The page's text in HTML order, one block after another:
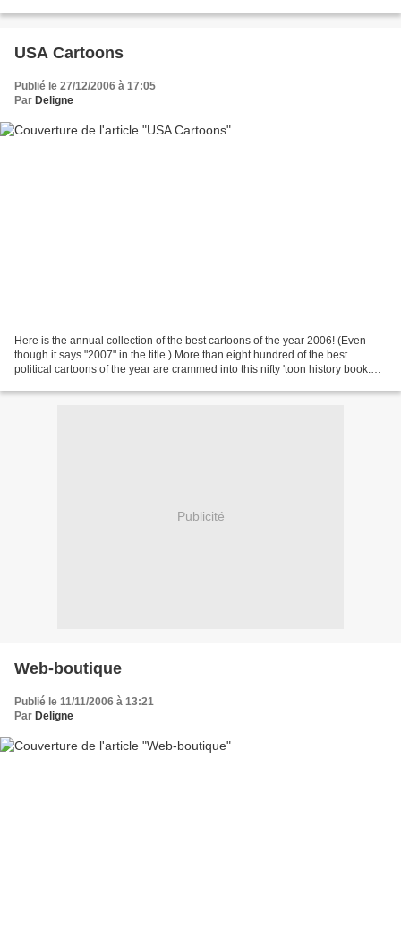
USA Cartoons
Publié le 27/12/2006 à 17:05
Par Deligne
Here is the annual collection of the best cartoons of the year 2006! (Even
though it says "2007" in the title.) More than eight hundred of the best
political cartoons of the year are crammed into this nifty 'toon history book.
Publicité
Web-boutique
Publié le 11/11/2006 à 13:21
Par Deligne